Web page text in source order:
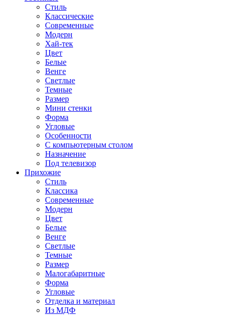
Стиль
Классические
Современные
Модерн
Хай-тек
Цвет
Белые
Венге
Светлые
Темные
Размер
Мини стенки
Форма
Угловые
Особенности
С компьютерным столом
Назначение
Под телевизор
Прихожие
Стиль
Классика
Современные
Модерн
Цвет
Белые
Венге
Светлые
Темные
Размер
Малогабаритные
Форма
Угловые
Отделка и материал
Из МДФ